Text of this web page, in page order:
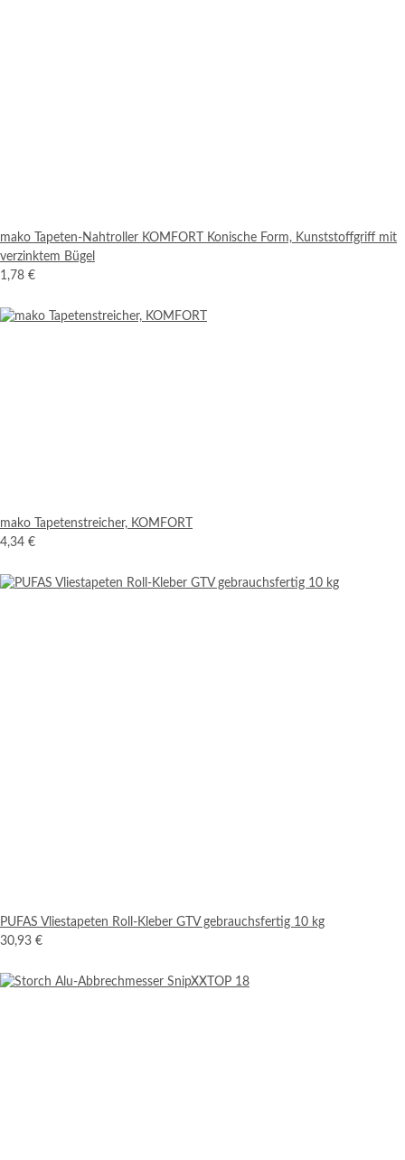
mako Tapeten-Nahtroller KOMFORT Konische Form, Kunststoffgriff mit
verzinktem Bügel
1,78 €
mako Tapetenstreicher, KOMFORT
4,34 €
PUFAS Vliestapeten Roll-Kleber GTV gebrauchsfertig 10 kg
30,93 €